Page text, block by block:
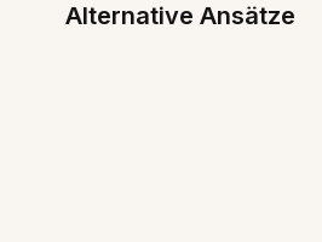
Alternative Ansätze